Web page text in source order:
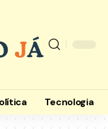
Tecnologia